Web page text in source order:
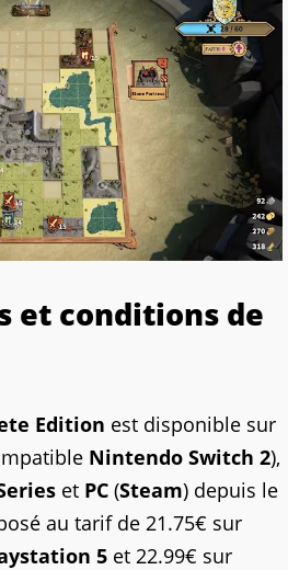
et conditions de
Edition est disponible sur
Nintendo Switch 2),
et PC (Steam) depuis le
au tarif de 21.75€ sur
5 et 22.99€ sur